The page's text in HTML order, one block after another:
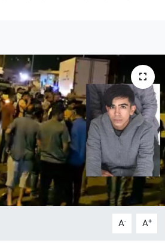
A- A+